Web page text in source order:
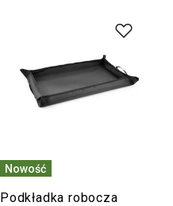
Nowość
Podkładka robocza